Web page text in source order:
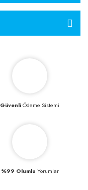
GüvenliÖdeme Sistemi
%99 Olumlu Yorumlar